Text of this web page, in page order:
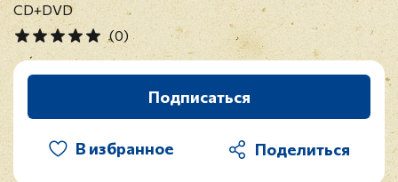
CD+DVD
(0)
Подписаться
В избранное